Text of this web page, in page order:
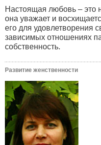
Настоящая любовь – это
она уважает и
его для удовлетворения
зависимых отношениях
собственность.
Развитие женственности